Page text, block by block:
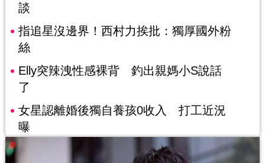
談
指追星沒邊界！西村力挨批：獨厚國外粉
絲
Elly突辣洩性感裸背 釣出親媽小S說話
了
女星認離婚後獨自養孩0收入 打工近況
曝